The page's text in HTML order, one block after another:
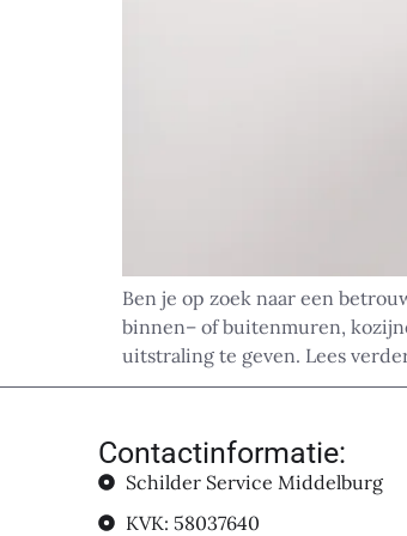
Ben je op zoek naar een
binnen– of buitenmuren,
uitstraling te geven. Lees
Contactinformatie:
Schilder Service Middelburg
KVK: 58037640